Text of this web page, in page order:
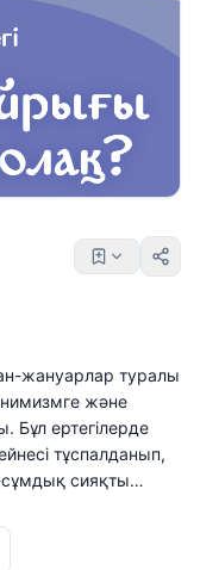
жануарлар туралы
және
Бұл ертегілерде
тұспалданып,
сияқты
ашылып
қасиетін танытып
әрекетін баяндау